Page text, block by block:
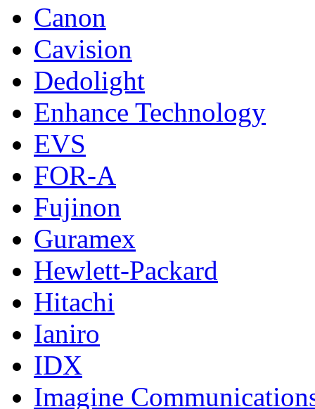
Canon
Cavision
Dedolight
Enhance Technology
EVS
FOR-A
Fujinon
Guramex
Hewlett-Packard
Hitachi
Ianiro
IDX
Imagine